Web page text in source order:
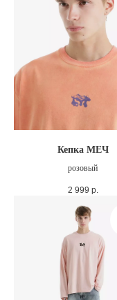
Кепка МЕЧ
розовый
2 999 р.